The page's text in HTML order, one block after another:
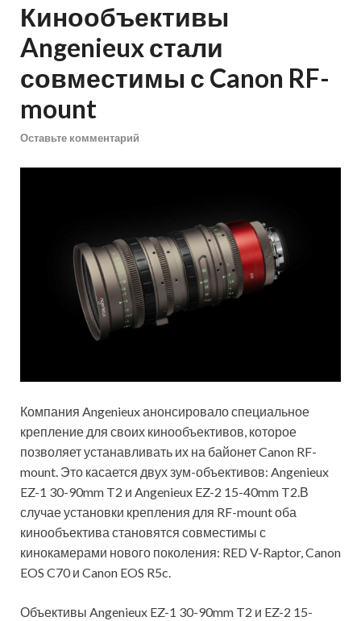
Кинообъективы
Angenieux стали
совместимы с Canon RF-
mount
Оставьте комментарий
Компания Angenieux анонсировало специальное
крепление для своих кинообъективов, которое
позволяет устанавливать их на байонет Canon RF-
mount. Это касается двух зум-объективов: Angenieux
EZ-1 30-90mm T2 и Angenieux EZ-2 15-40mm T2.В
случае установки крепления для RF-mount оба
кинообъектива становятся совместимы с
кинокамерами нового поколения: RED V-Raptor, Canon
EOS C70 и Canon EOS R5c.
Объективы Angenieux EZ-1 30-90mm T2 и EZ-2 15-